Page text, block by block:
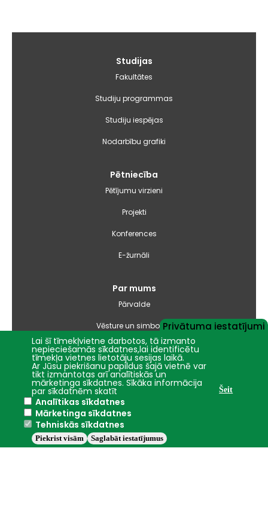
Studijas
Fakultātes
Studiju programmas
Studiju iespējas
Nodarbību grafiki
Pētniecība
Pētījumu virzieni
Projekti
Konferences
E-žurnāli
Par mums
Pārvalde
Vēsture un simbolika
Studiju virzienu pārskati un pašnovērtējuma ziņojumi
Iepirkumi
Nāc studēt
Jelgava
+19.1°C
Privātuma iestatījumi
Lai šī tīmekļvietne darbotos, tā izmanto
nepieciešamās sīkdatnes,lai identificētu
tīmekļa vietnes lietotāju sesijas laikā.
Ar Jūsu piekrišanu papildus šajā vietnē var
tikt izmantotas arī analītiskās un
mārketinga sīkdatnes. Sīkāka informācija
par sīkdatnēm skatīt Šeit
Analītikas sīkdatnes
Mārketinga sīkdatnes
Tehniskās sīkdatnes
Saglabāt iestatījumus
Piekrist visām